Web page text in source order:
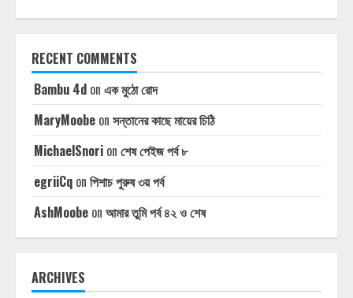
RECENT COMMENTS
Bambu 4d on এক মুঠো রোদ
MaryMoobe on সন্তানের কাছে মায়ের চিঠি
MichaelSnori on শেষ পেইজ পর্ব ৮
egriiCq on পিশাচ পুরুষ ৩য় পর্ব
AshMoobe on আমার তুমি পর্ব ৪২ ও শেষ
ARCHIVES